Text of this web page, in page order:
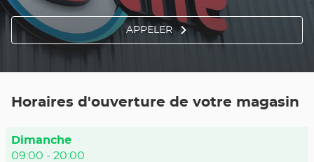
les
horaires
APPELERAFFICHER
LE
TÉLÉPHONE
DE
Horaires d'ouverture de votre magasin
Horaires
d'ouverture
Dimanche
09:00 - 20:00